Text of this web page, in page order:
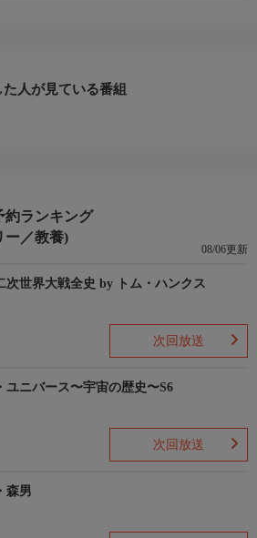
人が見ている番組
約ランキング
ー／教養)
08/06更新
次世界大戦全史 by トム・ハンクス
次回放送
ユニバース〜宇宙の歴史〜S6
次回放送
森男